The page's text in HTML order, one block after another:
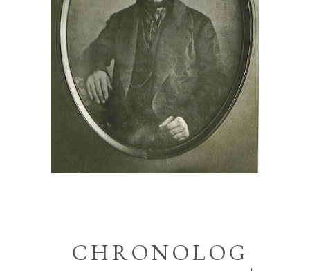
CHRONOLOG